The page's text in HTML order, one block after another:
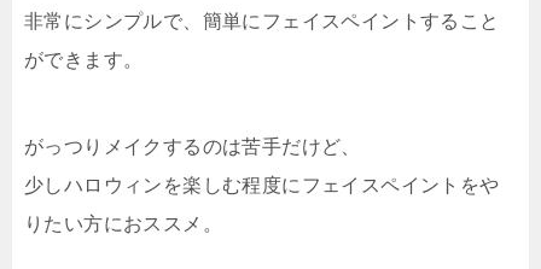
非常にシンプルで、簡単にフェイスペイントすること
ができます。
がっつりメイクするのは苦手だけど、
少しハロウィンを楽しむ程度にフェイスペイントをや
りたい方におススメ。